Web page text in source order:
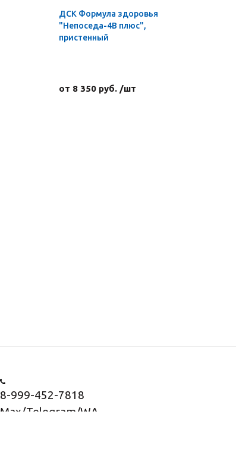
ДСК Формула здоровья
"Непоседа-4В плюс",
пристенный
от 8 350 руб. /шт
8-999-452-7818
Max/Telegram/WA